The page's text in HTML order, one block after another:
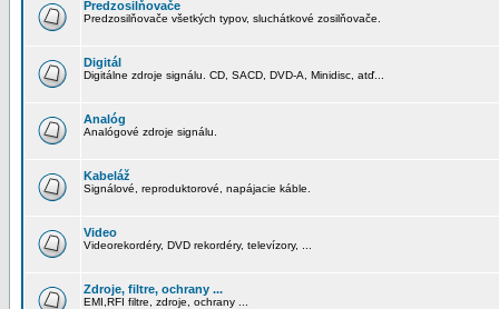
Predzosilňovače
Predzosilňovače všetkých typov, sluchátkové zosilňovače.
Digitál
Digitálne zdroje signálu. CD, SACD, DVD-A, Minidisc, atď...
Analóg
Analógové zdroje signálu.
Kabeláž
Signálové, reproduktorové, napájacie káble.
Video
Videorekordéry, DVD rekordéry, televízory, ...
Zdroje, filtre, ochrany ...
EMI,RFI filtre, zdroje, ochrany ...